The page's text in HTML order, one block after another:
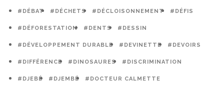
#DÉBAT #DÉCHETS #DÉCLOISONNEMENT #DÉFIS
#DÉFORESTATION #DENTS #DESSIN
#DÉVELOPPEMENT DURABLE #DEVINETTE #DEVOIRS
#DIFFÉRENCE #DINOSAURES #DISCRIMINATION
#DJEBÉ #DJEMBÉ #DOCTEUR CALMETTE